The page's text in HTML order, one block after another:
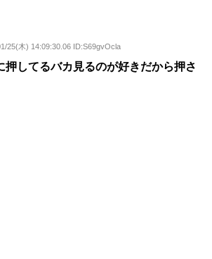
25(木) 14:09:30.06 ID:S69gvOcla
押してるバカ見るのが好きだから押さ